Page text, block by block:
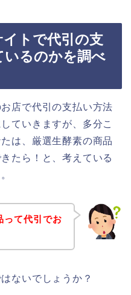
トで代引の支
いるのかを調べ
店で代引の支払い方法
ていきますが、多分こ
は、厳選生酵素の商品
たら！と、考えている
って代引でお
ないでしょうか？